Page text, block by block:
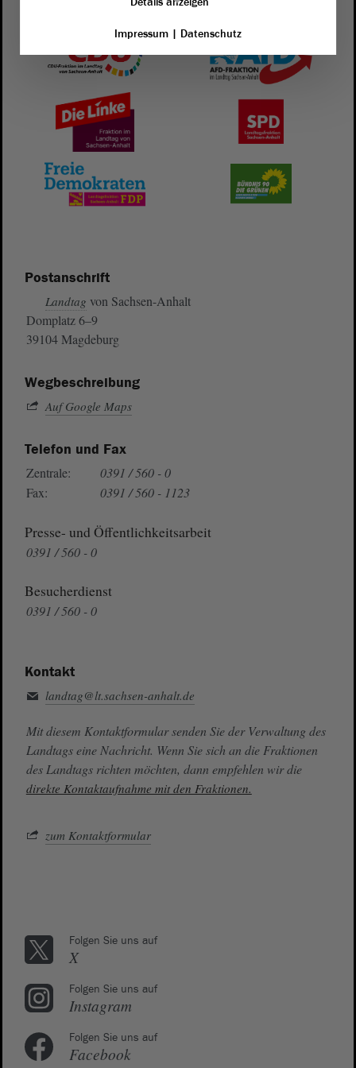
Postanschrift
Landtag von Sachsen-Anhalt
Domplatz 6–9
39104 Magdeburg
Wegbeschreibung
Auf Google Maps
Telefon und Fax
Zentrale:
0391 / 560 - 0
Fax:
0391 / 560 - 1123
Presse- und Öffentlichkeitsarbeit
0391 / 560 - 0
Besucherdienst
0391 / 560 - 0
Kontakt
landtag@lt.sachsen-anhalt.de
Mit diesem Kontaktformular senden Sie der Verwaltung des
Landtags eine Nachricht. Wenn Sie sich an die Fraktionen
des Landtags richten möchten, dann empfehlen wir die
direkte Kontaktaufnahme mit den Fraktionen.
zum Kontaktformular
Folgen Sie uns auf
X
Folgen Sie uns auf
Instagram
Folgen Sie uns auf
Facebook
Impressum| Datenschutz